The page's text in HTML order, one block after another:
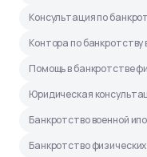
Консультация по
Контора по
Помощь в банкротстве
Юридическая
Банкротство военной
Банкротство